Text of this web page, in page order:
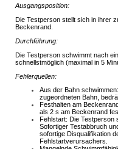
Ausgangsposition:
Die Testperson stellt sich in ihrer
Beckenrand.
Durchführung:
Die Testperson schwimmt nach
schnellstmöglich (maximal in 5
Fehlerquellen:
Aus der Bahn
zugeordneten Bahn,
Festhalten am
als 2 s am Beckenrand
Fehlstart: Die Testperson
Sofortiger Testabbruch
sofortige Disqualifikation
Fehlstartverursachers.